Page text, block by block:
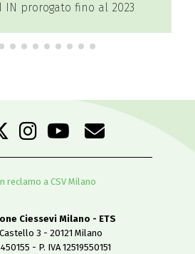
Master Promotori del
reclamo a CSV Milano
Ciessevi Milano - ETS
3 - 20121 Milano
- P. IVA 12519550151